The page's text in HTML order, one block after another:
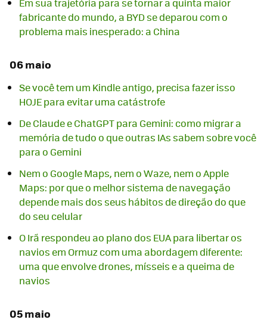
fabricante do mundo, a BYD se deparou com o
problema mais inesperado: a China
06 maio
Se você tem um Kindle antigo, precisa fazer isso
HOJE para evitar uma catástrofe
De Claude e ChatGPT para Gemini: como migrar a
memória de tudo o que outras IAs sabem sobre você
para o Gemini
Nem o Google Maps, nem o Waze, nem o Apple
Maps: por que o melhor sistema de navegação
depende mais dos seus hábitos de direção do que
do seu celular
O Irã respondeu ao plano dos EUA para libertar os
navios em Ormuz com uma abordagem diferente:
uma que envolve drones, mísseis e a queima de
navios
05 maio